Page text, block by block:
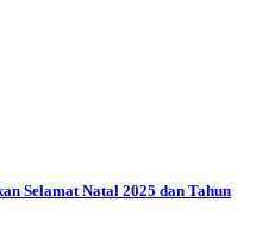
Selamat Natal 2025 dan Tahun